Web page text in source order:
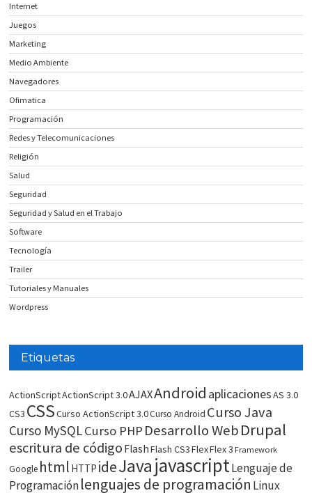
Internet
Juegos
Marketing
Medio Ambiente
Navegadores
Ofimatica
Programación
Redes y Telecomunicaciones
Religión
Salud
Seguridad
Seguridad y Salud en el Trabajo
Software
Tecnología
Trailer
Tutoriales y Manuales
Wordpress
Etiquetas
ActionScriptActionScript 3.0AJAXAndroid aplicacionesAS 3.0
CS3 CSSCurso ActionScript 3.0Curso Android Curso Java
Curso MySQLCurso PHP Desarrollo WebDrupal
escritura de código FlashFlash CS3FlexFlex 3 Framework
Google html HTTP ideJavajavascriptLenguaje de
Programaciónlenguajes de programación Linux